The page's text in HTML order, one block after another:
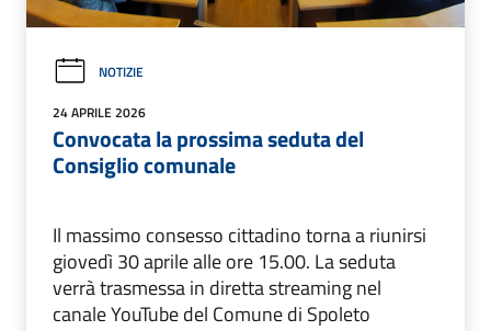
NOTIZIE
24 APRILE 2026
Convocata la prossima seduta del
Consiglio comunale
Il massimo consesso cittadino torna a riunirsi
giovedì 30 aprile alle ore 15.00. La seduta
verrà trasmessa in diretta streaming nel
canale YouTube del Comune di Spoleto